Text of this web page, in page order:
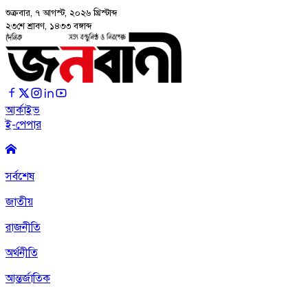
শুক্রবার, ৭ আগস্ট, ২০২৬ খ্রিস্টাব্দ
২৩শে শ্রাবণ, ১৪৩৩ বঙ্গাব্দ
আর্কাইভ
ই-পেপার
সর্বশেষ
জাতীয়
রাজনীতি
অর্থনীতি
আন্তর্জাতিক